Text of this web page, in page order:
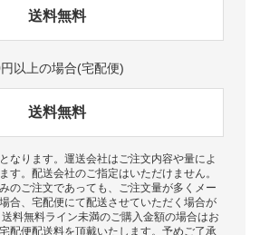
送料無料
以上の場合(宅配便)
送料無料
なります。運送会社はご注文内容や量によ
す。配送会社のご指定はいただけません。
のご注文であっても、ご注文量が多くメー
合、宅配便にて配送させていただく場合が
料無料ライン未満のご購入金額の場合はお
配便配送料を頂戴いたします。予めご了承